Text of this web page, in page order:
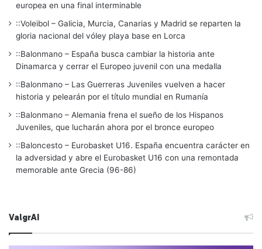
europea en una final interminable
::Voleibol – Galicia, Murcia, Canarias y Madrid se reparten la
gloria nacional del vóley playa base en Lorca
::Balonmano – España busca cambiar la historia ante
Dinamarca y cerrar el Europeo juvenil con una medalla
::Balonmano – Las Guerreras Juveniles vuelven a hacer
historia y pelearán por el título mundial en Rumanía
::Balonmano – Alemania frena el sueño de los Hispanos
Juveniles, que lucharán ahora por el bronce europeo
::Baloncesto – Eurobasket U16. España encuentra carácter en
la adversidad y abre el Eurobasket U16 con una remontada
memorable ante Grecia (96-86)
ValgrAI